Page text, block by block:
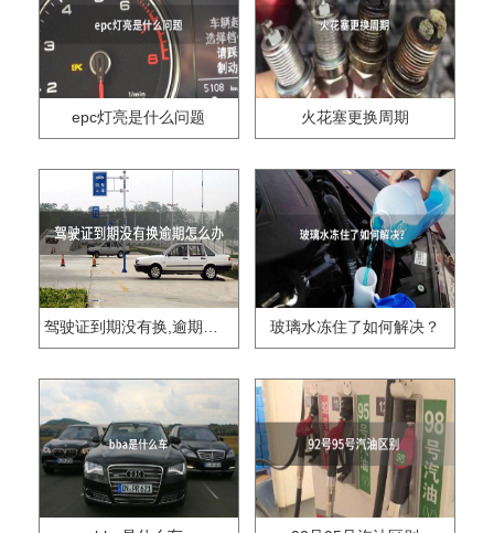
epc灯亮是什么问题 火花塞更换周期
驾驶证到期没有换,逾期怎么办?? 玻璃水冻住了如何解决？